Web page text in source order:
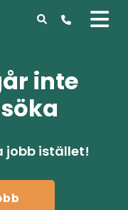
inte
jobb istället!